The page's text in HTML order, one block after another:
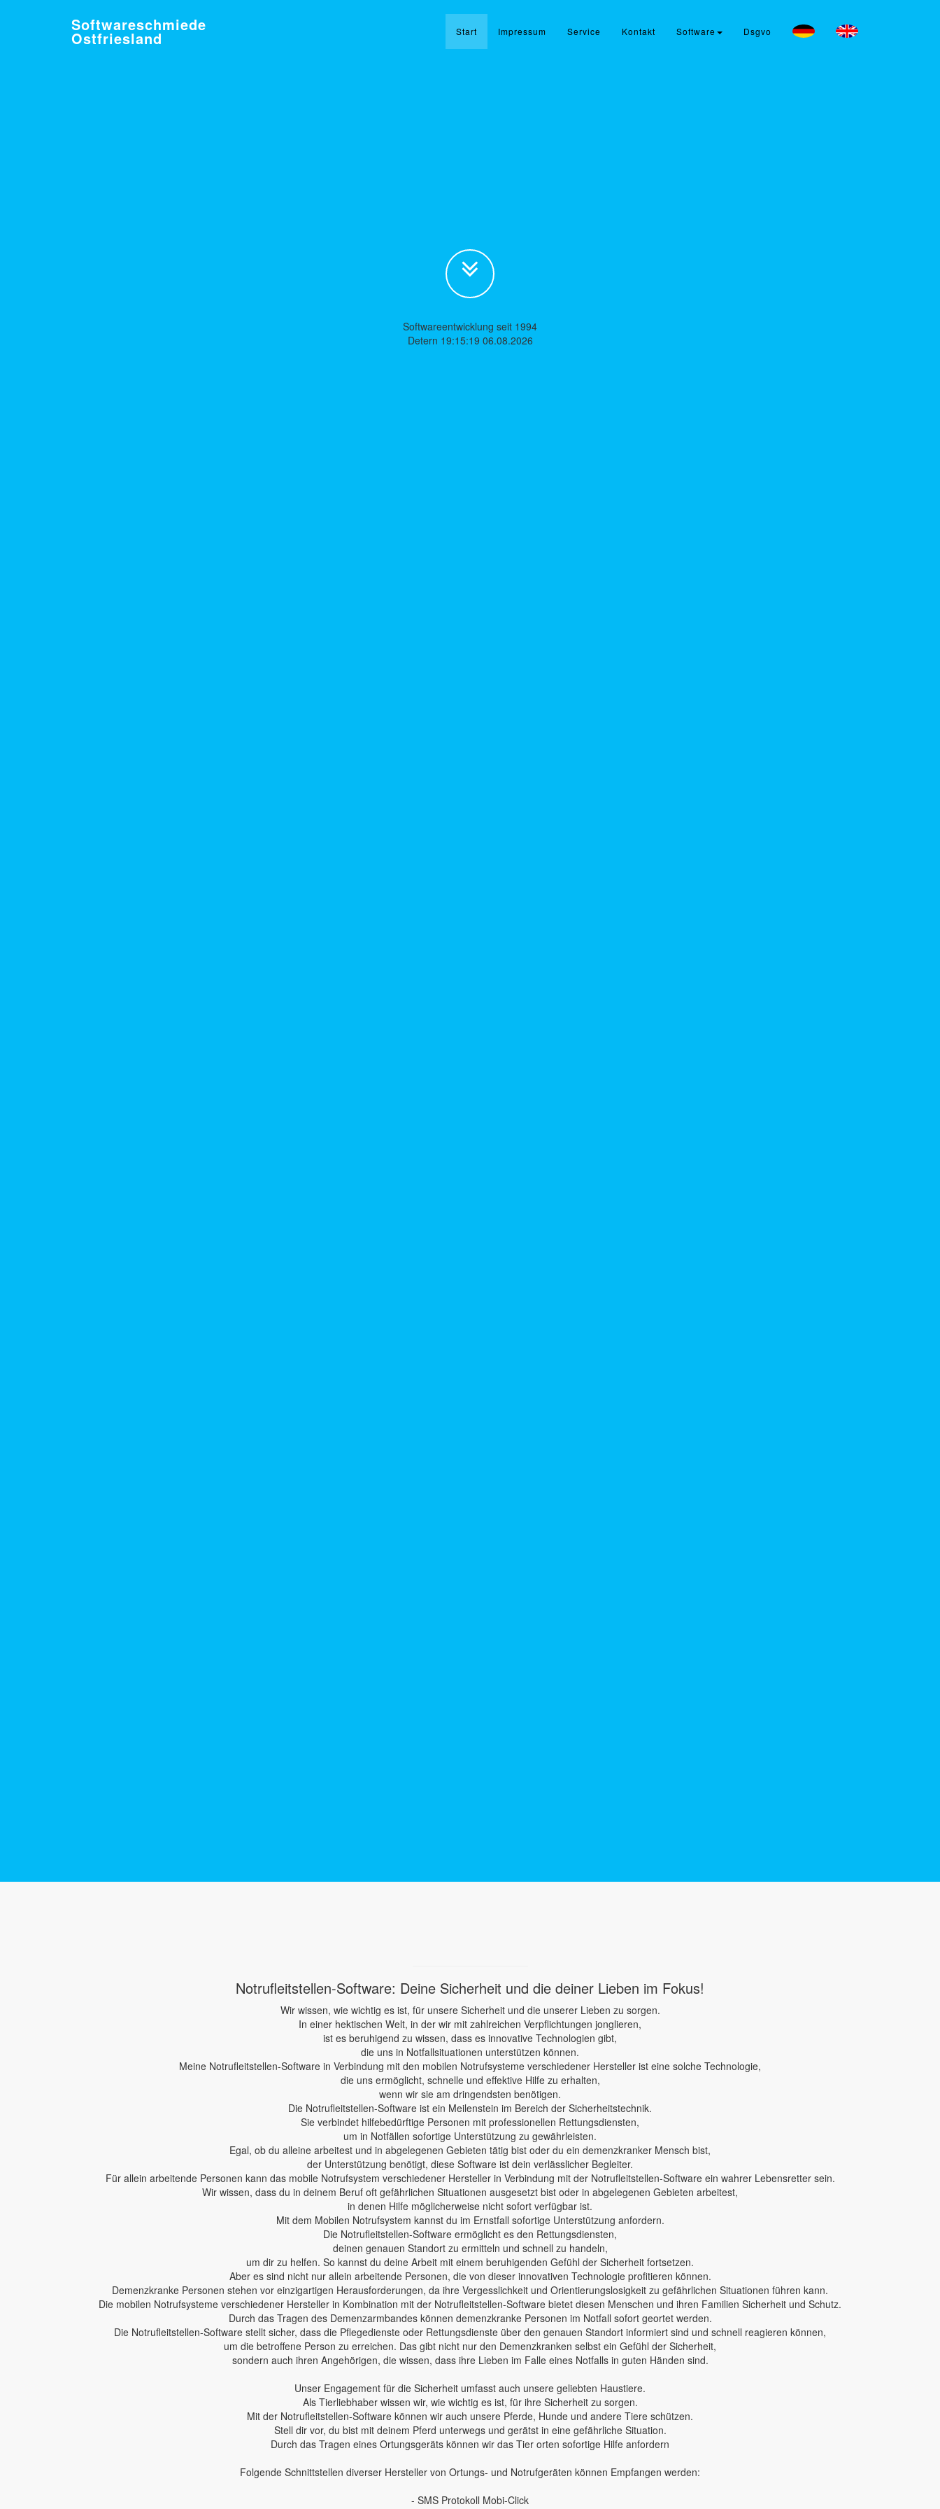
Softwareschmiede
Ostfriesland Start Impressum Service Kontakt Software Dsgvo
Softwareentwicklung seit 1994
Detern 19:15:19 06.08.2026
Notrufleitstellen-Software: Deine Sicherheit und die deiner Lieben im Fokus!
Wir wissen, wie wichtig es ist, für unsere Sicherheit und die unserer Lieben zu sorgen.
In einer hektischen Welt, in der wir mit zahlreichen Verpflichtungen jonglieren,
ist es beruhigend zu wissen, dass es innovative Technologien gibt,
die uns in Notfallsituationen unterstützen können.
Meine Notrufleitstellen-Software in Verbindung mit den mobilen Notrufsysteme verschiedener Hersteller ist eine solche Technologie,
die uns ermöglicht, schnelle und effektive Hilfe zu erhalten,
wenn wir sie am dringendsten benötigen.
Die Notrufleitstellen-Software ist ein Meilenstein im Bereich der Sicherheitstechnik.
Sie verbindet hilfebedürftige Personen mit professionellen Rettungsdiensten,
um in Notfällen sofortige Unterstützung zu gewährleisten.
Egal, ob du alleine arbeitest und in abgelegenen Gebieten tätig bist oder du ein demenzkranker Mensch bist,
der Unterstützung benötigt, diese Software ist dein verlässlicher Begleiter.
Für allein arbeitende Personen kann das mobile Notrufsystem verschiedener Hersteller in Verbindung mit der Notrufleitstellen-Software ein wahrer Lebensretter sein.
Wir wissen, dass du in deinem Beruf oft gefährlichen Situationen ausgesetzt bist oder in abgelegenen Gebieten arbeitest,
in denen Hilfe möglicherweise nicht sofort verfügbar ist.
Mit dem Mobilen Notrufsystem kannst du im Ernstfall sofortige Unterstützung anfordern.
Die Notrufleitstellen-Software ermöglicht es den Rettungsdiensten,
deinen genauen Standort zu ermitteln und schnell zu handeln,
um dir zu helfen. So kannst du deine Arbeit mit einem beruhigenden Gefühl der Sicherheit fortsetzen.
Aber es sind nicht nur allein arbeitende Personen, die von dieser innovativen Technologie profitieren können.
Demenzkranke Personen stehen vor einzigartigen Herausforderungen, da ihre Vergesslichkeit und Orientierungslosigkeit zu gefährlichen Situationen führen kann.
Die mobilen Notrufsysteme verschiedener Hersteller in Kombination mit der Notrufleitstellen-Software bietet diesen Menschen und ihren Familien Sicherheit und Schutz.
Durch das Tragen des Demenzarmbandes können demenzkranke Personen im Notfall sofort geortet werden.
Die Notrufleitstellen-Software stellt sicher, dass die Pflegedienste oder Rettungsdienste über den genauen Standort informiert sind und schnell reagieren können,
um die betroffene Person zu erreichen. Das gibt nicht nur den Demenzkranken selbst ein Gefühl der Sicherheit,
sondern auch ihren Angehörigen, die wissen, dass ihre Lieben im Falle eines Notfalls in guten Händen sind.
Unser Engagement für die Sicherheit umfasst auch unsere geliebten Haustiere.
Als Tierliebhaber wissen wir, wie wichtig es ist, für ihre Sicherheit zu sorgen.
Mit der Notrufleitstellen-Software können wir auch unsere Pferde, Hunde und andere Tiere schützen.
Stell dir vor, du bist mit deinem Pferd unterwegs und gerätst in eine gefährliche Situation.
Durch das Tragen eines Ortungsgeräts können wir das Tier orten sofortige Hilfe anfordern
Folgende Schnittstellen diverser Hersteller von Ortungs- und Notrufgeräten können Empfangen werden:
- SMS Protokoll Mobi-Click